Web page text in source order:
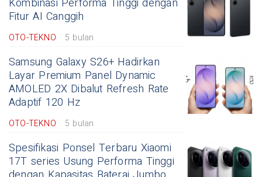
Kombinasi Performa Tinggi dengan
Fitur AI Canggih
OTO-TEKNO 5 bulan
Samsung Galaxy S26+ Hadirkan
Layar Premium Panel Dynamic
AMOLED 2X Dibalut Refresh Rate
Adaptif 120 Hz
OTO-TEKNO 5 bulan
Spesifikasi Ponsel Terbaru Xiaomi
17T series Usung Performa Tinggi